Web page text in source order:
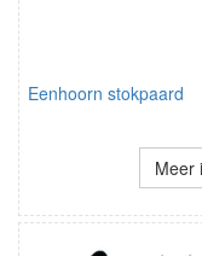
Eenhoorn stokpaard
Meer